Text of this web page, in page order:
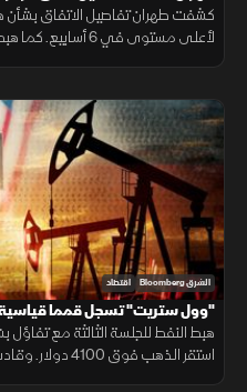
الذكاء الاصطناعي
كشفت طهران تفاصيل الاتفاق بشأن
الشرق Bloomberg اقتصاد
"وول ستريت" تسجل قمما
هبط النفط للجلسة الثالثة مع
استقر الذهب